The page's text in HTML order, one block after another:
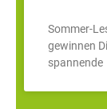
Sommer-
gewinnen
spannende